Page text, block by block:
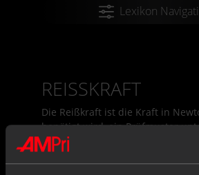
Lexikon
REISSKRAFT
Die Reißkraft ist die Kraft in
benötigt wird, ein Prüfmuster
Bedingungen zu Reißen. Die
die mindestens zu erreichenden